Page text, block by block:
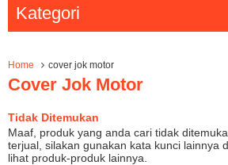
Kategori
Home cover jok motor
Cover Jok Motor
Tidak Ditemukan
Maaf, produk yang anda cari tidak
terjual, silakan gunakan kata kunci lainnya
lihat produk-produk lainnya.